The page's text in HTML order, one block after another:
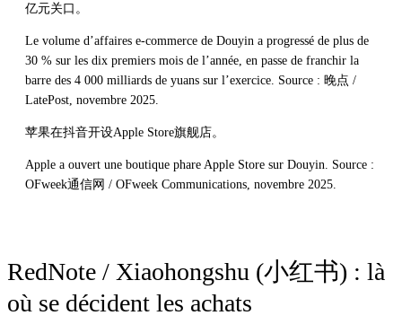
亿元关口。
Le volume d’affaires e-commerce de Douyin a progressé de plus de
30 % sur les dix premiers mois de l’année, en passe de franchir la
barre des 4 000 milliards de yuans sur l’exercice. Source : 晚点 /
LatePost, novembre 2025.
苹果在抖音开设Apple Store旗舰店。
Apple a ouvert une boutique phare Apple Store sur Douyin. Source :
OFweek通信网 / OFweek Communications, novembre 2025.
RedNote / Xiaohongshu (小红书) : là
où se décident les achats